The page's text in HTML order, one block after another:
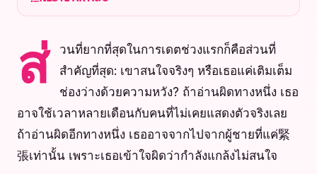
ส่
วนที่ยากที่สุดในการเดตช่วงแรกก็คือส่วนที่
สำคัญที่สุด: เขาสนใจจริงๆ หรือเธอแค่เติมเต็ม
ช่องว่างด้วยความหวัง? ถ้าอ่านผิดทางหนึ่ง เธอ
อาจใช้เวลาหลายเดือนกับคนที่ไม่เคยแสดงตัวจริงเลย
ถ้าอ่านผิดอีกทางหนึ่ง เธออาจจากไปจากผู้ชายที่แค่緊
張เท่านั้น เพราะเธอเข้าใจผิดว่ากำลังแกล้งไม่สนใจ